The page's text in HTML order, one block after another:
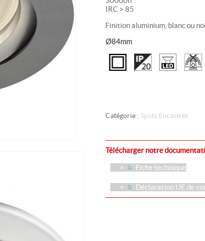
IRC > 85
Finition aluminium, blanc ou
Ø84mm
Catégorie : Spots Encastrés
Télécharger notre
Fiche technique
Déclaration UE de